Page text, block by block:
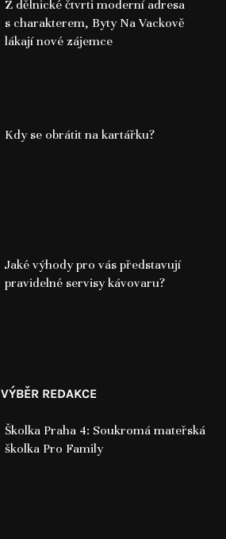
Z dělnické čtvrti moderní adresa
s charakterem, Byty Na Vackově
lákají nové zájemce
Kdy se obrátit na kartářku?
Jaké výhody pro vás představují
pravidelné servisy kávovaru?
VÝBĚR REDAKCE
Školka Praha 4: Soukromá mateřská
školka Pro Family